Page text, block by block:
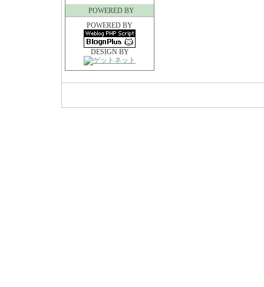
POWERED BY
POWERED BY
DESIGN BY